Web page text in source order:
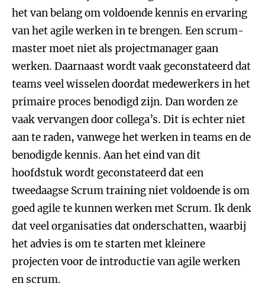
het van belang om voldoende kennis en ervaring
van het agile werken in te brengen. Een scrum-
master moet niet als projectmanager gaan
werken. Daarnaast wordt vaak geconstateerd dat
teams veel wisselen doordat medewerkers in het
primaire proces benodigd zijn. Dan worden ze
vaak vervangen door collega’s. Dit is echter niet
aan te raden, vanwege het werken in teams en de
benodigde kennis. Aan het eind van dit
hoofdstuk wordt geconstateerd dat een
tweedaagse Scrum training niet voldoende is om
goed agile te kunnen werken met Scrum. Ik denk
dat veel organisaties dat onderschatten, waarbij
het advies is om te starten met kleinere
projecten voor de introductie van agile werken
en scrum.